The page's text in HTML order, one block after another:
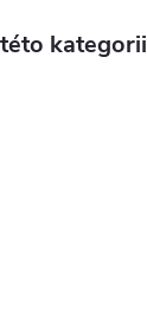
kategorii